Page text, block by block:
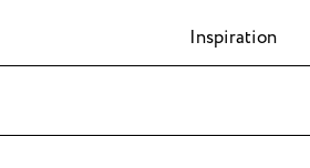
Inspiration